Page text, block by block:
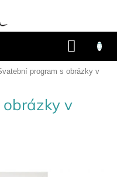
KOŠÍK
program s obrázky v
v